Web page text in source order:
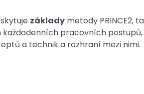
základy metody PRINCE2,
každodenních pracovních
a technik a rozhraní mezi nimi.